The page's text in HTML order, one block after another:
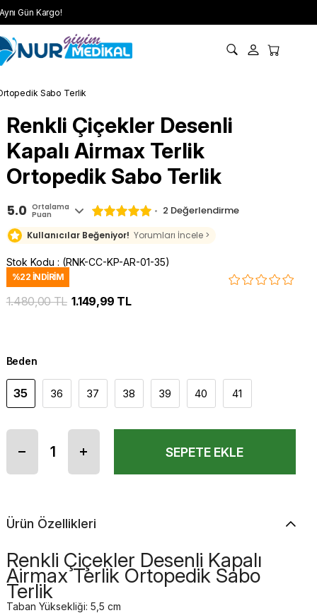
Gün Kargo!
Sabo Terlik
Renkli Çiçekler Desenli
Kapalı Airmax Terlik
Ortopedik Sabo Terlik
5.0 Ortalama
Puan 2 Değerlendirme
Kullanıcılar Beğeniyor! Yorumları İncele >
Stok Kodu (RNK-CC-KP-AR-01-35)
%22 İNDIRIM
1.480,00 TL 1.149,99 TL
Beden
35 36 37 38 39 40 41
Ürün Özellikleri
Renkli Çiçekler Desenli Kapalı
Airmax Terlik Ortopedik Sabo
Terlik
Taban Yüksekliği: 5,5 cm